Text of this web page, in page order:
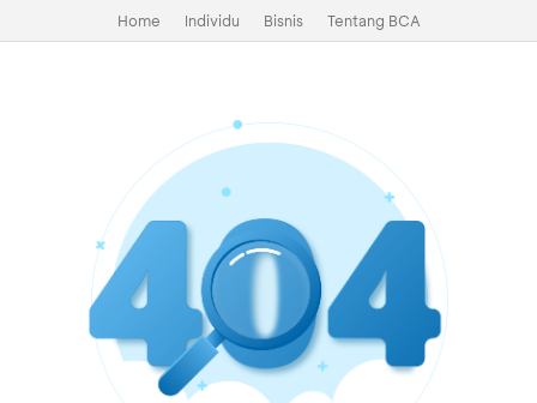
Home Individu Bisnis Tentang BCA